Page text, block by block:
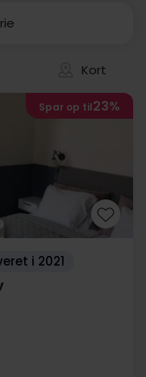
Nakskov!
Kort
Spar op til23%
i 2021